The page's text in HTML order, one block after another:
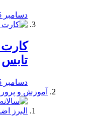
دسامبر 25, 2019
کارت
تابس
دسامبر 25, 2019
آموزش و